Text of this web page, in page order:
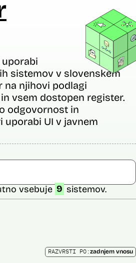
sistemov v slovenskem
na njihovi podlagi
vsem dostopen register.
odgovornost in
UI v javnem
vsebuje 9 sistemov.
RAZVRSTI PO:zadnjem vnosu